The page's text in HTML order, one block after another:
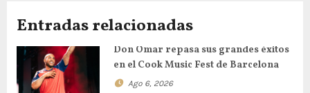
Entradas relacionadas
Don Omar repasa sus grandes éxitos
en el Cook Music Fest de Barcelona
Ago 6, 2026